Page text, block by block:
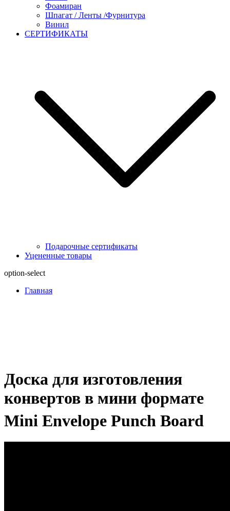
Фоамиран
Шпагат / Ленты /Фурнитура
Винил
СЕРТИФИКАТЫ
Подарочные сертификаты
Уцененные товары
option-select
Главная
Доска для изготовления
конвертов в мини формате
Mini Envelope Punch Board